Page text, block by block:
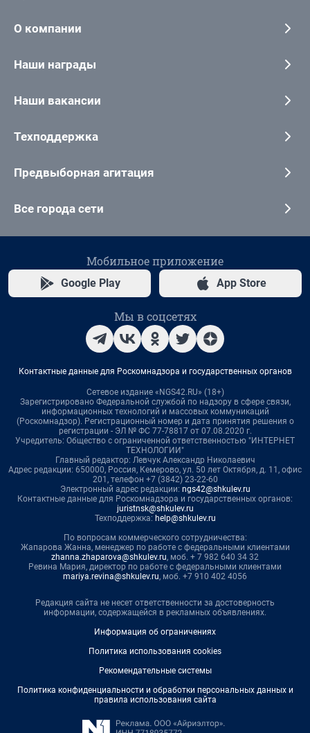
О компании
Наши награды
Наши вакансии
Техподдержка
Предвыборная агитация
Все города сети
Мобильное приложение
Google Play App Store
Мы в соцсетях
Контактные данные для Роскомнадзора и государственных органов
Сетевое издание «NGS42.RU» (18+)
Зарегистрировано Федеральной службой по надзору в сфере связи,
информационных технологий и массовых коммуникаций
(Роскомнадзор). Регистрационный номер и дата принятия решения о
регистрации - ЭЛ № ФС 77-78817 от 07.08.2020 г.
Учредитель: Общество с ограниченной ответственностью "ИНТЕРНЕТ
ТЕХНОЛОГИИ"
Главный редактор: Левчук Александр Николаевич
Адрес редакции: 650000, Россия, Кемерово, ул. 50 лет Октября, д. 11, офис
201, телефон +7 (3842) 23-22-60
Электронный адрес редакции: ngs42@shkulev.ru
Контактные данные для Роскомнадзора и государственных органов:
juristnsk@shkulev.ru
Техподдержка: help@shkulev.ru
По вопросам коммерческого сотрудничества:
Жапарова Жанна, менеджер по работе с федеральными клиентами
zhanna.zhaparova@shkulev.ru, моб. + 7 982 640 34 32
Ревина Мария, директор по работе с федеральными клиентами
mariya.revina@shkulev.ru, моб. +7 910 402 4056
Редакция сайта не несет ответственности за достоверность
информации, содержащейся в рекламных объявлениях.
Информация об ограничениях
Политика использования cookies
Рекомендательные системы
Политика конфиденциальности и обработки персональных данных и
правила использования сайта